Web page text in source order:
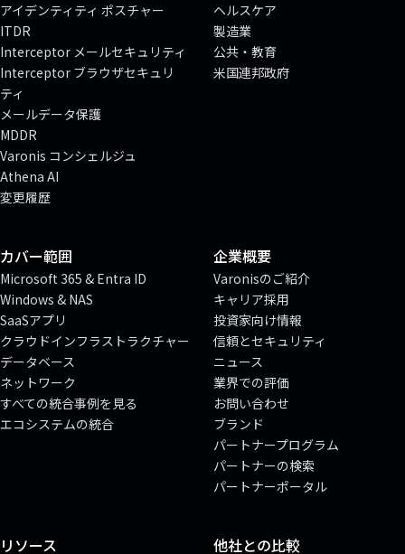
アイデンティティ ポスチャー
ITDR
Interceptor メールセキュリティ
Interceptor ブラウザセキュリ
ティ
メールデータ保護
MDDR
Varonis コンシェルジュ
Athena AI
変更履歴
ヘルスケア
製造業
公共・教育
米国連邦政府
カバー範囲
Microsoft 365 & Entra ID
Windows & NAS
SaaSアプリ
クラウドインフラストラクチャー
データベース
ネットワーク
すべての統合事例を見る
エコシステムの統合
企業概要
Varonisのご紹介
キャリア採用
投資家向け情報
信頼とセキュリティ
ニュース
業界での評価
お問い合わせ
ブランド
パートナープログラム
パートナーの検索
パートナーポータル
リソース 他社との比較